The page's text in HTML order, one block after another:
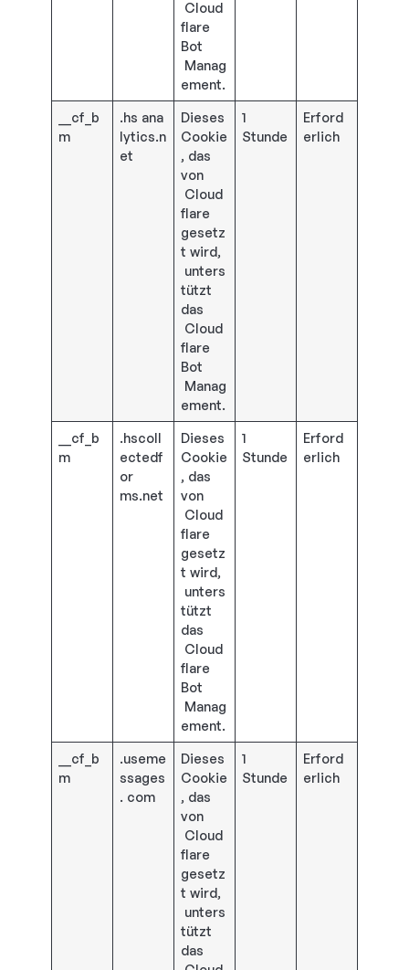
Cloud
flare
Bot
Manag
ement.
__cf_b
m
.hs ana
lytics.n
et
Dieses
Cookie
, das
von
Cloud
flare
gesetz
t wird,
unters
tützt
das
Cloud
flare
Bot
Manag
ement.
1
Stunde
Erford
erlich
__cf_b
m
.hscoll
ectedf
or
ms.net
Dieses
Cookie
, das
von
Cloud
flare
gesetz
t wird,
unters
tützt
das
Cloud
flare
Bot
Manag
ement.
1
Stunde
Erford
erlich
__cf_b
m
.useme
ssages
. com
Dieses
Cookie
, das
von
Cloud
flare
gesetz
t wird,
unters
tützt
das
1
Stunde
Erford
erlich